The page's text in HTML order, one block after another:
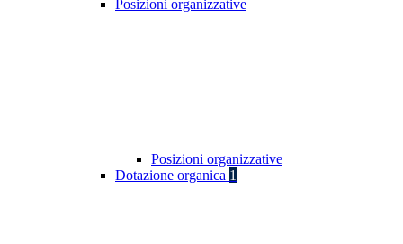
Posizioni organizzative
Posizioni organizzative
Dotazione organica 1